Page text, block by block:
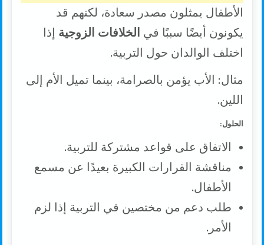
الأطفال يمثلون مصدر سعادة، لكنهم قد
يكونون أيضًا سببًا في الخلافات الزوجية إذا
اختلف الوالدان حول التربية.
مثال: الأب يؤمن بالصرامة، بينما تميل الأم إلى
اللين.
الحلول:
الاتفاق على قواعد مشتركة للتربية.
مناقشة القرارات الكبيرة بعيدًا عن مسمع
الأطفال.
طلب دعم من مختصين في التربية إذا لزم
الأمر.